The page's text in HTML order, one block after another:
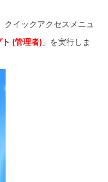
クイックアクセスメニュ
(管理者) 」を実行しま